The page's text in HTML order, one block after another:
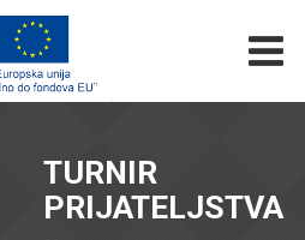
TURNIR
PRIJATELJSTVA